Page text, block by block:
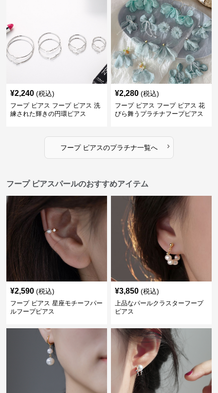
¥2,240 (税込)
フープ ピアス フープ ピアス 洗
練された輝きの円環ピアス
¥2,280 (税込)
フープ ピアス フープ ピアス 花
びら舞うプラチナフープピアス
フープ ピアスのプラチナ一覧へ ›
フープ ピアスパールのおすすめアイテム
¥2,590 (税込)
フープ ピアス 星座モチーフパー
ルフープピアス
¥3,850 (税込)
上品なパールクラスターフープ
ピアス